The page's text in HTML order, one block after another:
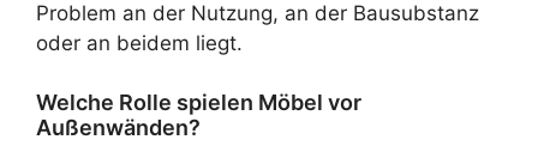
Problem an der Nutzung, an der Bausubstanz
oder an beidem liegt.
Welche Rolle spielen Möbel vor
Außenwänden?